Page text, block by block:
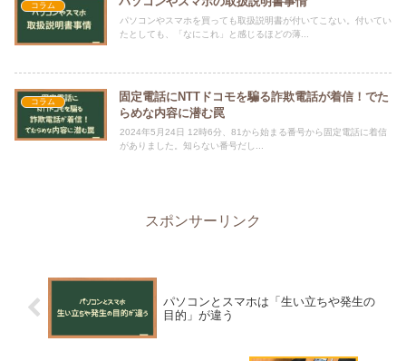
コラム
パソコンやスマホを買っても取扱説明書が付いてこない。付いてい
たとしても、「なにこれ」と感じるほどの薄...
コラム
固定電話にNTTドコモを騙る詐欺電話が着信！でた
らめな内容に潜む罠
2024年5月24日 12時6分、81から始まる番号から固定電話に着信
がありました。知らない番号だし...
スポンサーリンク
パソコンとスマホは「生い立ちや発生の
目的」が違う